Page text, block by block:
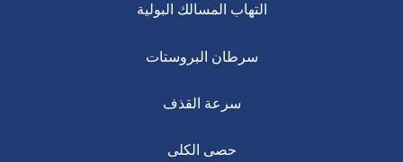
التهاب المسالك البولية
سرطان البروستات
سرعة القذف
حصى الكلى